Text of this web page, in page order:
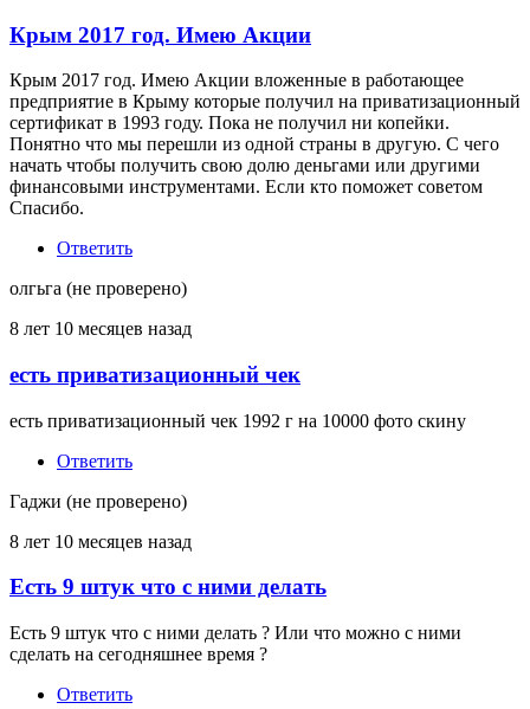
Крым 2017 год. Имею Акции
Крым 2017 год. Имею Акции вложенные в работающее
предприятие в Крыму которые получил на приватизационный
сертификат в 1993 году. Пока не получил ни копейки.
Понятно что мы перешли из одной страны в другую. С чего
начать чтобы получить свою долю деньгами или другими
финансовыми инструментами. Если кто поможет советом
Спасибо.
Ответить
олгьга (не проверено)
8 лет 10 месяцев назад
есть приватизационный чек
есть приватизационный чек 1992 г на 10000 фото скину
Ответить
Гаджи (не проверено)
8 лет 10 месяцев назад
Есть 9 штук что с ними делать
Есть 9 штук что с ними делать ? Или что можно с ними
сделать на сегодняшнее время ?
Ответить